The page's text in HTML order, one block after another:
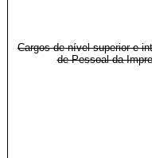
Cargos de nível superior e
de Pessoal da